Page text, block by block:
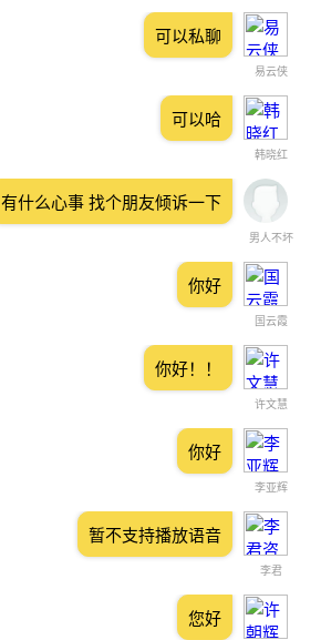
易云侠
可以私聊
韩晓红
可以哈
男人不坏
有什么心事 找个朋友倾诉一下
国云霞
你好
许文慧
你好！！
李亚辉
你好
李君
暂不支持播放语音
您好